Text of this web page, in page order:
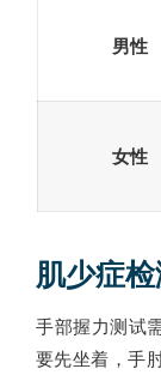
男性
女性
肌少症
手部握力测试
要先坐着，手